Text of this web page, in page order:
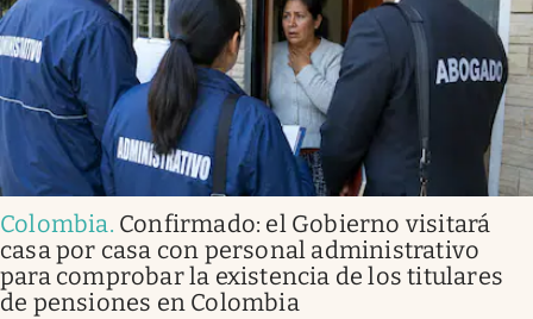
Colombia. Confirmado: el Gobierno visitará
casa por casa con personal administrativo
para comprobar la existencia de los titulares
de pensiones en Colombia